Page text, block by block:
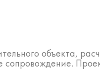
объекта,
сопровождение.